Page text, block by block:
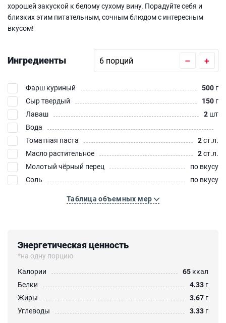
хорошей закуской к белому сухому вину. Порадуйте себя и
близких этим питательным, сочным блюдом с интересным
вкусом!
Ингредиенты – +
Фарш куриный 500 г
Сыр твердый
150 г
Лаваш
2 шт
Вода
Томатная паста
2ст.л.
Масло растительное
2ст.л.
Молотый чёрный перец
по вкусу
Соль
по вкусу
Таблица объемных мер
Энергетическая ценность
*на одну порцию
Калории
65 ккал
Белки
4.33 г
Жиры
3.67 г
Углеводы
3.33 г